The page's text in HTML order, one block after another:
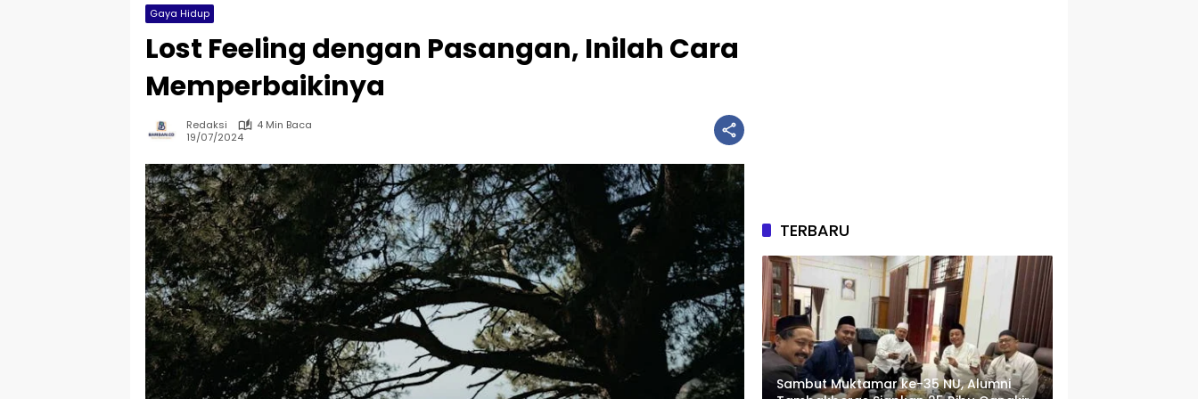
Gaya Hidup
Lost Feeling dengan Pasangan, Inilah Cara
Memperbaikinya
Redaksi
4 Min Baca
19/07/2024
TERBARU
Sambut Muktamar ke-35 NU, Alumni